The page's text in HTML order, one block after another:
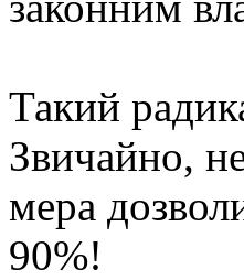
Такий
Звичайно,
мера
90%!